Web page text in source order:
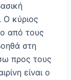
Ο κύριος
από τους
στη
προς τους
είναι ο